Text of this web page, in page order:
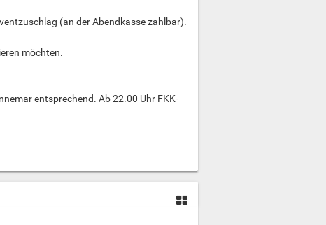
(an der Abendkasse zahlbar).
möchten.
entsprechend. Ab 22.00 Uhr FKK-